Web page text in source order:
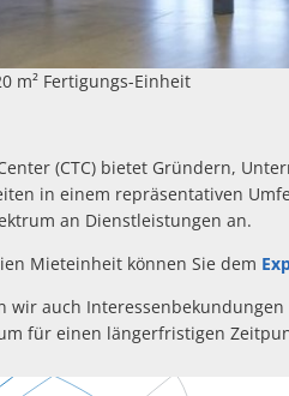
m² Fertigungs-Einheit
(CTC) bietet Gründern,
in einem repräsentativen
an Dienstleistungen an.
Mieteinheit können Sie dem
wir auch
für einen längerfristigen